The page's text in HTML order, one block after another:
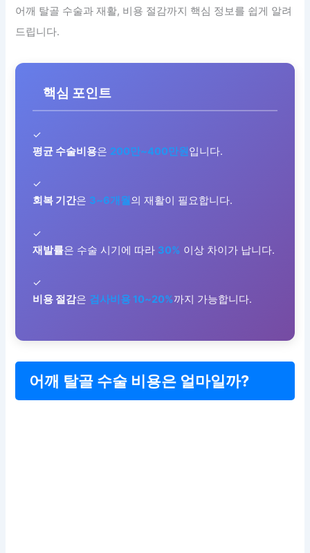
어깨 탈골 수술과 재활, 비용 절감까지 핵심 정보를 쉽게 알려
드립니다.
핵심 포인트
✓
평균 수술비용은 200만~400만원입니다.
✓
회복 기간은 3~6개월 의 재활이 필요합니다.
✓
재발률은 수술 시기에 따라 30% 이상 차이가 납니다.
✓
비용 절감은 검사비용 10~20%까지 가능합니다.
어깨 탈골 수술 비용은 얼마일까?